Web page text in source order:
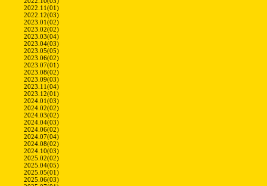
2022.11(01)
2022.12(03)
2023.01(02)
2023.02(02)
2023.03(04)
2023.04(03)
2023.05(05)
2023.06(02)
2023.07(01)
2023.08(02)
2023.09(03)
2023.11(04)
2023.12(01)
2024.01(03)
2024.02(02)
2024.03(02)
2024.04(03)
2024.06(02)
2024.07(04)
2024.08(02)
2024.10(03)
2025.02(02)
2025.04(05)
2025.05(01)
2025.06(03)